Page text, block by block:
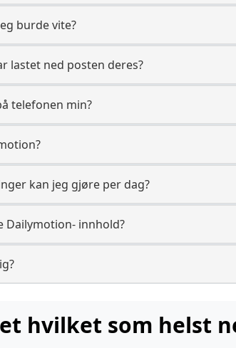
burde vite?
lastet ned posten deres?
telefonen min?
kan jeg gjøre per dag?
Dailymotion- innhold?
hvilket som helst